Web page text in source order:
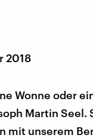
2018
Wonne oder
Martin Seel.
mit unserem